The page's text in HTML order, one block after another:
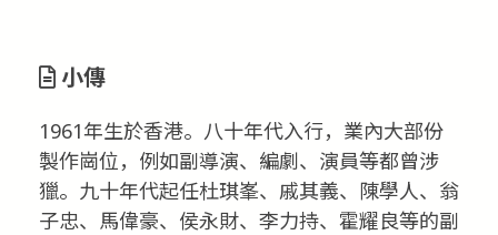
小傳
1961年生於香港。八十年代入行，業內大部份
製作崗位，例如副導演、編劇、演員等都曾涉
獵。九十年代起任杜琪峯、戚其義、陳學人、翁
子忠、馬偉豪、侯永財、李力持、霍耀良等的副